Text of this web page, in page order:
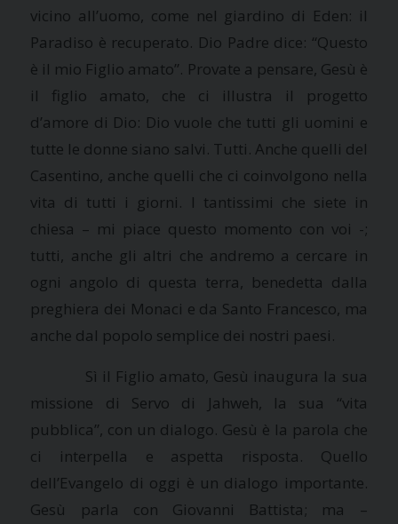
vicino all’uomo, come nel giardino di Eden: il
Paradiso è recuperato. Dio Padre dice: “Questo
è il mio Figlio amato”. Provate a pensare, Gesù è
il figlio amato, che ci illustra il progetto
d’amore di Dio: Dio vuole che tutti gli uomini e
tutte le donne siano salvi. Tutti. Anche quelli del
Casentino, anche quelli che ci coinvolgono nella
vita di tutti i giorni. I tantissimi che siete in
chiesa – mi piace questo momento con voi -;
tutti, anche gli altri che andremo a cercare in
ogni angolo di questa terra, benedetta dalla
preghiera dei Monaci e da Santo Francesco, ma
anche dal popolo semplice dei nostri paesi.
Sì il Figlio amato, Gesù inaugura la sua
missione di Servo di Jahweh, la sua “vita
pubblica”, con un dialogo. Gesù è la parola che
ci interpella e aspetta risposta. Quello
dell’Evangelo di oggi è un dialogo importante.
Gesù parla con Giovanni Battista; ma –